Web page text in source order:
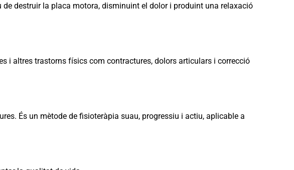
destruir la placa motora, disminuint el dolor i produint una relaxació
i altres trastorns físics com contractures, dolors articulars i correcció
És un mètode de fisioteràpia suau, progressiu i actiu, aplicable a